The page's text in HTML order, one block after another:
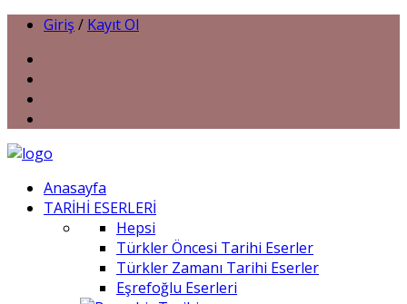
Giriş / Kayıt Ol
Anasayfa
TARİHİ ESERLERİ
Hepsi
Türkler Öncesi Tarihi Eserler
Türkler Zamanı Tarihi Eserler
Eşrefoğlu Eserleri